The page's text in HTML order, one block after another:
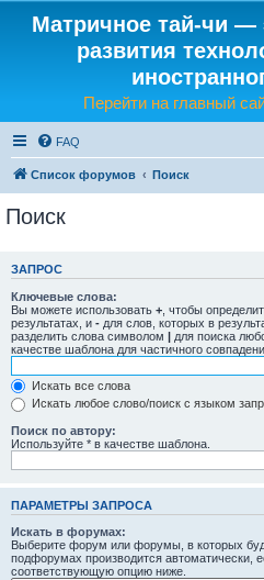
Матричное тай-чи —
развития
Перейти на главный
FAQ
Список форумов Поиск
Поиск
ЗАПРОС
Ключевые слова:
Вы можете использовать + , чтобы
результатах, и - для слов, которых в
разделить слова символом | для поиска
качестве шаблона для частичного
Искать все слова
Искать любое слово/поиск с языком
Поиск по автору:
Используйте * в качестве шаблона.
ПАРАМЕТРЫ ЗАПРОСА
Искать в форумах:
Выберите форум или форумы, в которых
подфорумах производится автоматически,
соответствующую опцию ниже.